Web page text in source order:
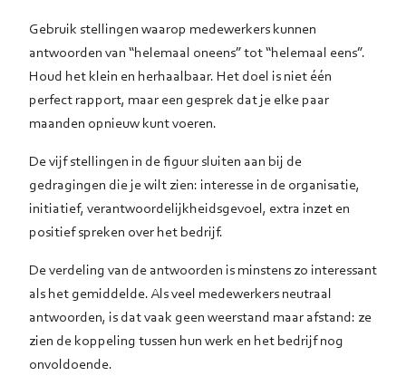
Gebruik stellingen waarop medewerkers kunnen
antwoorden van “helemaal oneens” tot “helemaal eens”.
Houd het klein en herhaalbaar. Het doel is niet één
perfect rapport, maar een gesprek dat je elke paar
maanden opnieuw kunt voeren.
De vijf stellingen in de figuur sluiten aan bij de
gedragingen die je wilt zien: interesse in de organisatie,
initiatief, verantwoordelijkheidsgevoel, extra inzet en
positief spreken over het bedrijf.
De verdeling van de antwoorden is minstens zo interessant
als het gemiddelde. Als veel medewerkers neutraal
antwoorden, is dat vaak geen weerstand maar afstand: ze
zien de koppeling tussen hun werk en het bedrijf nog
onvoldoende.